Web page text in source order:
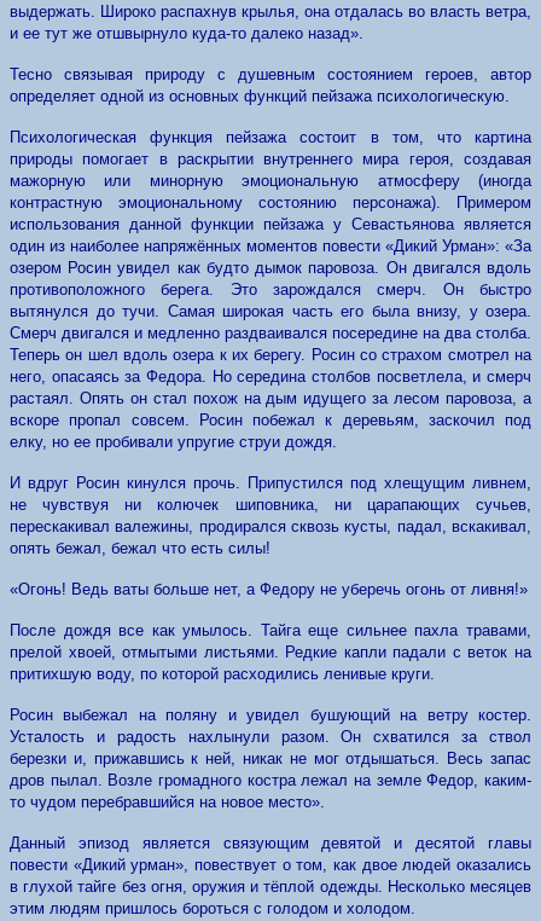
выдержать. Широко распахнув крылья, она отдалась во власть ветра,
и ее тут же отшвырнуло куда-то далеко назад».
Тесно связывая природу с душевным состоянием героев, автор
определяет одной из основных функций пейзажа психологическую.
Психологическая функция пейзажа состоит в том, что картина
природы помогает в раскрытии внутреннего мира героя, создавая
мажорную или минорную эмоциональную атмосферу (иногда
контрастную эмоциональному состоянию персонажа). Примером
использования данной функции пейзажа у Севастьянова является
один из наиболее напряжённых моментов повести «Дикий Урман»: «За
озером Росин увидел как будто дымок паровоза. Он двигался вдоль
противоположного берега. Это зарождался смерч. Он быстро
вытянулся до тучи. Самая широкая часть его была внизу, у озера.
Смерч двигался и медленно раздваивался посередине на два столба.
Теперь он шел вдоль озера к их берегу. Росин со страхом смотрел на
него, опасаясь за Федора. Но середина столбов посветлела, и смерч
растаял. Опять он стал похож на дым идущего за лесом паровоза, а
вскоре пропал совсем. Росин побежал к деревьям, заскочил под
елку, но ее пробивали упругие струи дождя.
И вдруг Росин кинулся прочь. Припустился под хлещущим ливнем,
не чувствуя ни колючек шиповника, ни царапающих сучьев,
перескакивал валежины, продирался сквозь кусты, падал, вскакивал,
опять бежал, бежал что есть силы!
«Огонь! Ведь ваты больше нет, а Федору не уберечь огонь от ливня!»
После дождя все как умылось. Тайга еще сильнее пахла травами,
прелой хвоей, отмытыми листьями. Редкие капли падали с веток на
притихшую воду, по которой расходились ленивые круги.
Росин выбежал на поляну и увидел бушующий на ветру костер.
Усталость и радость нахлынули разом. Он схватился за ствол
березки и, прижавшись к ней, никак не мог отдышаться. Весь запас
дров пылал. Возле громадного костра лежал на земле Федор, каким-
то чудом перебравшийся на новое место».
Данный эпизод является связующим девятой и десятой главы
повести «Дикий урман», повествует о том, как двое людей оказались
в глухой тайге без огня, оружия и тёплой одежды. Несколько месяцев
этим людям пришлось бороться с голодом и холодом.